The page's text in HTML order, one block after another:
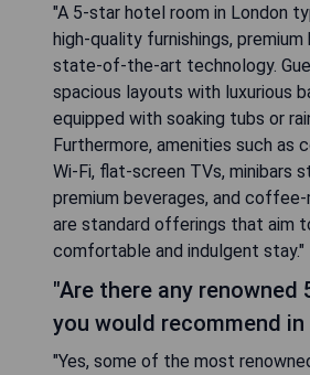
"A 5-star hotel room in London
high-quality furnishings, premium
state-of-the-art technology.
spacious layouts with luxurious
equipped with soaking tubs or
Furthermore, amenities such as
Wi-Fi, flat-screen TVs, minibars
premium beverages, and
are standard offerings that aim
comfortable and indulgent stay."
"Are there any renowned
you would recommend in
"Yes, some of the most